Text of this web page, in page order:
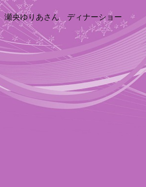
央ゆりあさん ディナーショー